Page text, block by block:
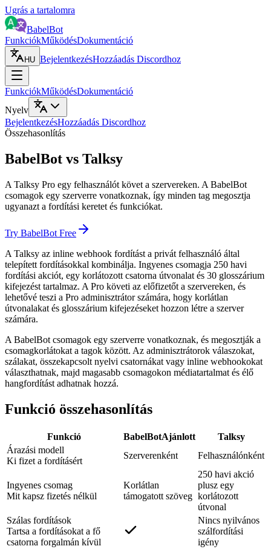
Ugrás a tartalomra
BabelBot
FunkciókMűködésDokumentáció
HU BejelentkezésHozzáadás Discordhoz
FunkciókMűködésDokumentáció
Nyelv
BejelentkezésHozzáadás Discordhoz
Összehasonlítás
BabelBot vs Talksy
A Talksy Pro egy felhasználót követ a szervereken. A BabelBot
csomagok egy szerverre vonatkoznak, így minden tag megosztja
ugyanazt a fordítási keretet és funkciókat.
Try BabelBot Free
A Talksy az inline webhook fordítást a privát felhasználó által
telepített fordításokkal kombinálja. Ingyenes csomagja 250 havi
fordítási akciót, egy korlátozott csatorna útvonalat és 30 glosszárium
kifejezést tartalmaz. A Pro követi az előfizetőt a szervereken, és
lehetővé teszi a Pro adminisztrátor számára, hogy korlátlan
útvonalakat és glosszárium kifejezéseket hozzon létre a szerver
számára.
A BabelBot csomagok egy szerverre vonatkoznak, és megosztják a
csomagkorlátokat a tagok között. Az adminisztrátorok válaszokat,
szálakat, összekapcsolt nyelvi csatornákat vagy inline webhookokat
választhatnak, majd magasabb csomagokon médiatartalmat és élő
hangfordítást adhatnak hozzá.
Funkció összehasonlítás
Funkció BabelBotAjánlott
Talksy
Árazási modell
Ki fizet a fordításért
Szerverenként Felhasználónként
Ingyenes csomag
Mit kapsz fizetés nélkül
Korlátlan
támogatott szöveg
250 havi akció
plusz egy
korlátozott
útvonal
Szálas fordítások
Tartsa a fordításokat a fő
csatorna forgalmán kívül
Nincs nyilvános
szálfordítási
igény